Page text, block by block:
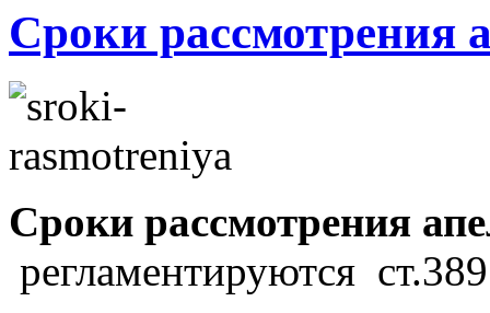
Сроки рассмотрения
Сроки рассмотрения
регламентируются